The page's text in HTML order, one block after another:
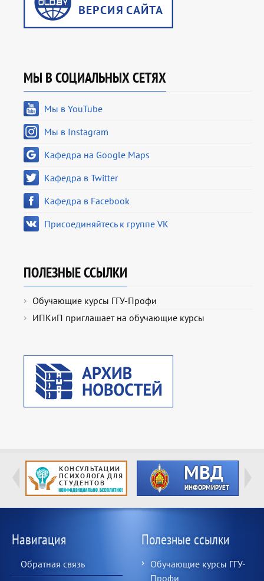
МЫ В СОЦИАЛЬНЫХ СЕТЯХ
Мы в YouTube
Мы в Instagram
Кафедра на Google Maps
Кафедра в Twitter
Кафедра в Facebook
Присоединяйтесь к группе VK
ПОЛЕЗНЫЕ ССЫЛКИ
Обучающие курсы ГГУ-Профи
ИПКиП приглашает на обучающие курсы
Навигация
Обратная связь
Полезные ссылки
Обучающие курсы ГГУ-
Профи